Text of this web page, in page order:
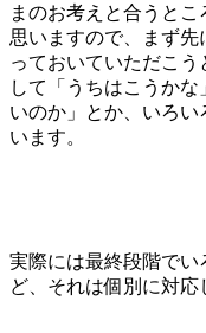
まのお考えと合うと
思いますので、まず
っておいていただこ
して「うちはこうか
いのか」とか、いろ
います。
実際には最終段階でい
ど、それは個別に対応